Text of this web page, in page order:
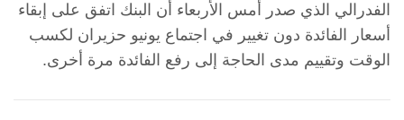
الفدرالي الذي صدر ‏أمس الأربعاء أن البنك اتفق على إبقاء
أسعار الفائدة دون تغيير في اجتماع يونيو ‏حزيران لكسب
الوقت وتقييم مدى الحاجة إلى رفع الفائدة مرة أخرى.‏